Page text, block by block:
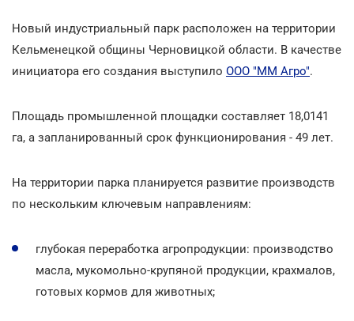
Новый индустриальный парк расположен на территории
Кельменецкой общины Черновицкой области. В качестве
инициатора его создания выступило ООО "ММ Агро".
Площадь промышленной площадки составляет 18,0141
га, а запланированный срок функционирования - 49 лет.
На территории парка планируется развитие производств
по нескольким ключевым направлениям:
глубокая переработка агропродукции: производство
масла, мукомольно-крупяной продукции, крахмалов,
готовых кормов для животных;